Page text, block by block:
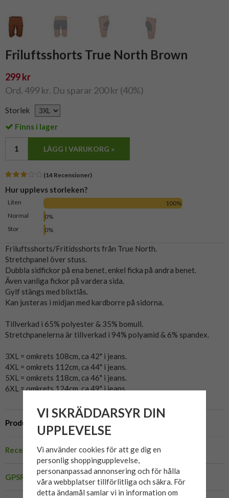
Friluftsshorts True North Brown
299 kr
Ord. 499 kr. Du sparar 200 kr (40%)
Storlek
Finns i lager
LÄGG I VARUKORG »
(14 Recensioner)
Hur upplevs storleken?
Liten
100%
Normal
0%
Stor
0%
Produktbeskrivning
Recensioner
GPSR
Friluftsshorts/Fritidsshorts från True North.
Stretchpanel över stuss.
Dubbla sidfickor på ena benet, enkel ficka på andra benet.
Även vanliga fickor på vardera sida.
Gylf stängs med blixtlås.
Kan justeras i midjan med kardborre på sidorna.
Tillverkad i 65% polyester & 35% bomull.
Stretchpanelerna är tillverkad i 94% polyamid & 6% spandex.
3XL = omkrets 108cm, ca 42" i jeans.
4XL = omkrets 112cm, ca 44" i jeans.
5XL = omkrets 118cm, ca 46" i jeans.
6XL = omkrets 124cm, ca 49" i jeans.
VI SKRÄDDARSYR DIN
UPPLEVELSE
Vi använder cookies för att ge dig en
personlig shoppingupplevelse,
personanpassad annonsering och för hålla
våra webbplatser tillförlitliga och säkra. För
detta ändamål samlar vi in information om